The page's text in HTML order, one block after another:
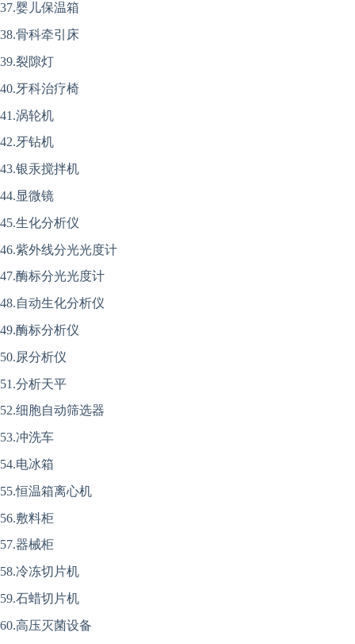
37.婴儿保温箱
38.骨科牵引床
39.裂隙灯
40.牙科治疗椅
41.涡轮机
42.牙钻机
43.银汞搅拌机
44.显微镜
45.生化分析仪
46.紫外线分光光度计
47.酶标分光光度计
48.自动生化分析仪
49.酶标分析仪
50.尿分析仪
51.分析天平
52.细胞自动筛选器
53.冲洗车
54.电冰箱
55.恒温箱离心机
56.敷料柜
57.器械柜
58.冷冻切片机
59.石蜡切片机
60.高压灭菌设备